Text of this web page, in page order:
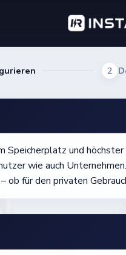
2
und
wie auch
ob für den privaten